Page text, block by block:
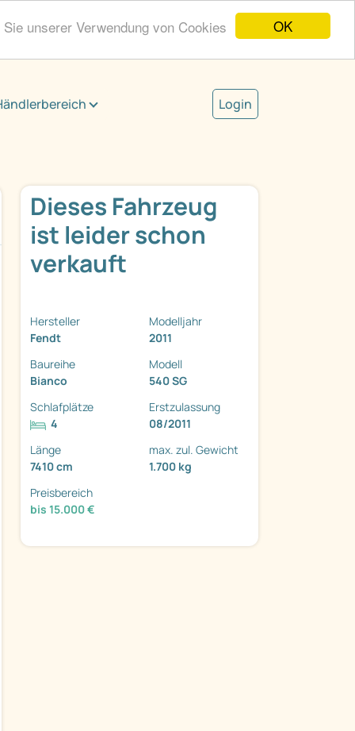
OK
unserer Verwendung von Cookies
Login
Dieses Fahrzeug
ist leider schon
verkauft
Hersteller
Fendt
Modelljahr
2011
Baureihe
Bianco
Modell
540 SG
Schlafplätze
4
Erstzulassung
08/2011
Länge
7410 cm
max. zul. Gewicht
1.700 kg
Preisbereich
bis 15.000 €